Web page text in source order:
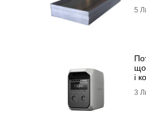
5
що
і
3